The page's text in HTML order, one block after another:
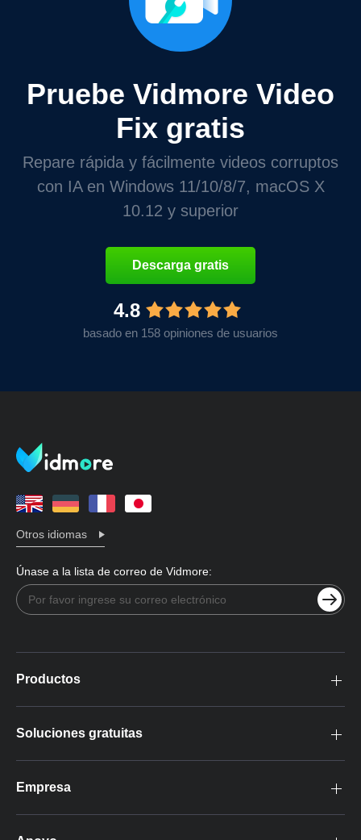
Pruebe Vidmore Video
Fix gratis
Repare rápida y fácilmente videos corruptos
con IA en Windows 11/10/8/7, macOS X
10.12 y superior
Descarga gratis
4.8
basado en 158 opiniones de usuarios
Otros idiomas
Únase a la lista de correo de Vidmore:
Productos
Soluciones gratuitas
Empresa